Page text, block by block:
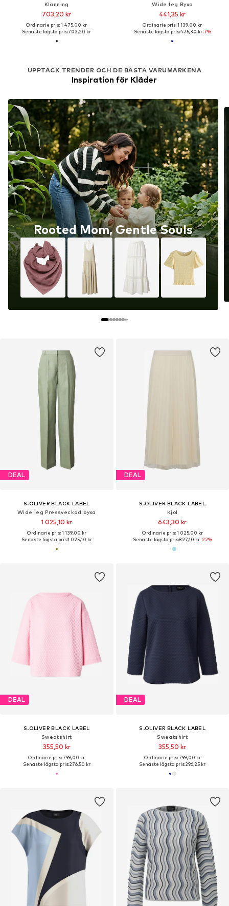
Klänning
703,20 kr
Ordinarie pris: 1 475,00 kr
Senaste lägsta pris:703,20 kr
Wide leg Byxa
441,35 kr
Ordinarie pris: 1 139,00 kr
Senaste lägsta pris:475,30 kr-7%
UPPTÄCK TRENDER OCH DE BÄSTA VARUMÄRKENA
Inspiration för Kläder
Rooted Mom, Gentle Souls
DEAL
S.OLIVER BLACK LABEL
Wide leg Pressveckad byxa
1 025,10 kr
Ordinarie pris: 1 139,00 kr
Senaste lägsta pris:1 025,10 kr
DEAL
S.OLIVER BLACK LABEL
Kjol
643,30 kr
Ordinarie pris: 1 025,00 kr
Senaste lägsta pris:827,10 kr-22%
DEAL
S.OLIVER BLACK LABEL
Sweatshirt
355,50 kr
Ordinarie pris: 799,00 kr
Senaste lägsta pris:276,50 kr
DEAL
S.OLIVER BLACK LABEL
Sweatshirt
355,50 kr
Ordinarie pris: 799,00 kr
Senaste lägsta pris:296,25 kr